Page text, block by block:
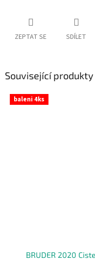
ZEPTAT SE SDÍLET
Související produkty
baleni 4ks
BRUDER 2020